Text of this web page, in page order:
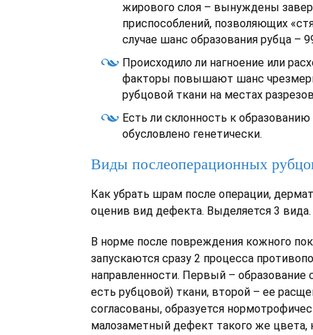
жирового слоя – вынуждены
приспособлений, позволяющих
случае шанс образования рубца –
Происходило ли нагноение или
факторы повышают шанс
рубцовой ткани на местах
Есть ли склонность к
обусловлено генетически.
Виды послеоперационных
Как убрать шрам после операции,
оценив вид дефекта. Выделяется 3 вида.
В норме после повреждения кожного
запускаются сразу 2 процесса
направленности. Первый – образование
есть рубцовой) ткани, второй – ее
согласованы, образуется
малозаметный дефект такого же